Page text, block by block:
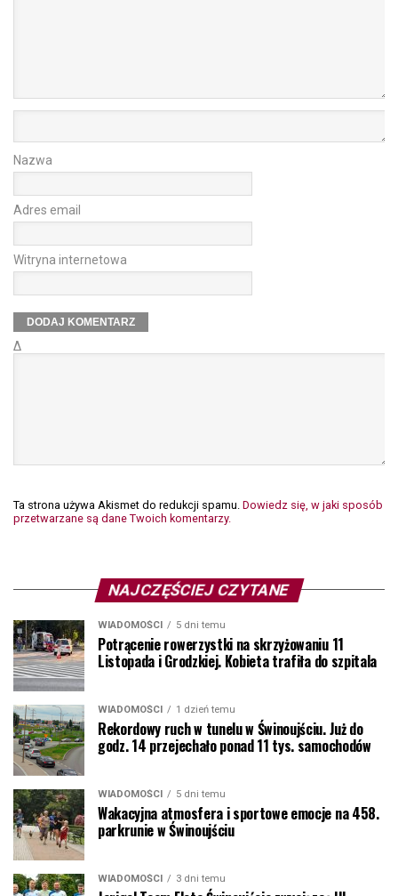
Nazwa
Adres email
Witryna internetowa
Δ
Ta strona używa Akismet do redukcji spamu. Dowiedz się, w jaki sposób
przetwarzane są dane Twoich komentarzy.
NAJCZĘŚCIEJ CZYTANE
WIADOMOŚCI 5 dni temu
Potrącenie rowerzystki na skrzyżowaniu 11
Listopada i Grodzkiej. Kobieta trafiła do szpitala
WIADOMOŚCI 1 dzień temu
Rekordowy ruch w tunelu w Świnoujściu. Już do
godz. 14 przejechało ponad 11 tys. samochodów
WIADOMOŚCI 5 dni temu
Wakacyjna atmosfera i sportowe emocje na 458.
parkrunie w Świnoujściu
WIADOMOŚCI 3 dni temu